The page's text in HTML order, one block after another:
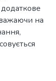
на